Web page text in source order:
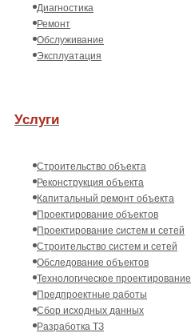
Диагностика
Ремонт
Обслуживание
Эксплуатация
Услуги
Строительство объекта
Реконструкция объекта
Капитальный ремонт объекта
Проектирование объектов
Проектирование систем и сетей
Строительство систем и сетей
Обследование объектов
Технологическое проектирование
Предпроектные работы
Сбор исходных данных
Разработка ТЗ